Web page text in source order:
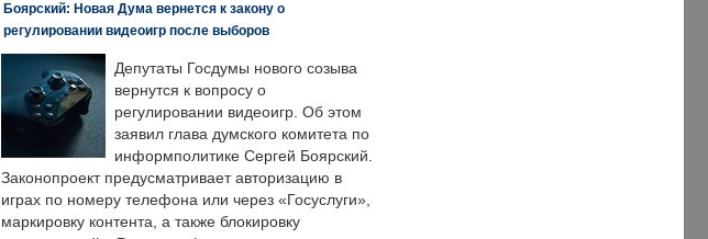
Боярский: Новая Дума вернется к закону о
регулировании видеоигр после выборов
Депутаты Госдумы нового созыва
вернутся к вопросу о
регулировании видеоигр. Об этом
заявил глава думского комитета по
информполитике Сергей Боярский.
Законопроект предусматривает авторизацию в
играх по номеру телефона или через «Госуслуги»,
маркировку контента, а также блокировку